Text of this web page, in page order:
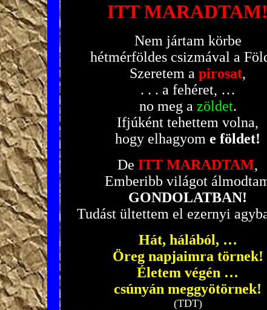
ITT MARADTAM!
Nem jártam körbe
hétmérföldes csizmával a
Szeretem a pirosat,
. . . a fehéret, …
no meg a zöldet.
Ifjúként tehettem volna,
hogy elhagyom e földet!
De ITT MARADTAM,
Emberibb világot
GONDOLATBAN!
Tudást ültettem el ezernyi
Hát, hálából, …
Öreg napjaimra törnek!
Életem végén …
csúnyán meggyötörnek!
(TDT)